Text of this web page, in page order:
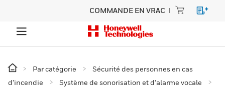
COMMANDE EN VRAC
Par catégorie
Sécurité des personnes en cas
d’incendie
Système de sonorisation et d’alarme vocale